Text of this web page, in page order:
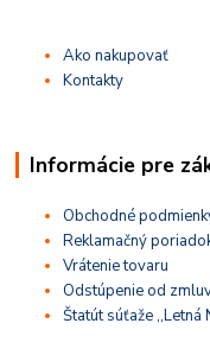
Ako nakupovať
Kontakty
Informácie pre
Obchodné
Reklamačný
Vrátenie tovaru
Odstúpenie od
Štatút súťaže ,,Letná